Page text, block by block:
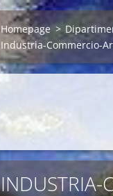
Homepage >
Industria-Commercio-
INDUSTRIA-